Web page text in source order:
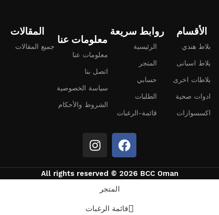
المقالات
جميع المقالات
معلومات عنا
معلومات عنا
اتصل بنا
سياسة الخصوصية
الشروط والأحكام
روابط سريعة
الرئيسية
المتجر
حسابي
الطلبات
قائمة-الرغبات
الأقسام
بلاط هندي
بلاط اسبانى
بلاطات اخرى
ادوات صحية
اكسسوارات
All rights reserved © 2026 BCC Oman
المتجر
قائمة الرغبات